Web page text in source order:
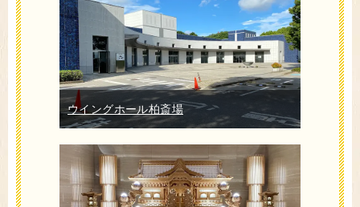
ウイングホール柏斎場